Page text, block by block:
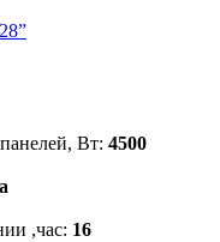
Вт: 4500
,час: 16